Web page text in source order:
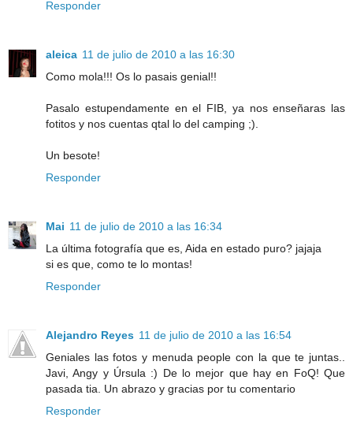
Responder
aleica 11 de julio de 2010 a las 16:30
Como mola!!! Os lo pasais genial!!
Pasalo estupendamente en el FIB, ya nos enseñaras las
fotitos y nos cuentas qtal lo del camping ;).
Un besote!
Responder
Mai 11 de julio de 2010 a las 16:34
La última fotografía que es, Aida en estado puro? jajaja
si es que, como te lo montas!
Responder
Alejandro Reyes 11 de julio de 2010 a las 16:54
Geniales las fotos y menuda people con la que te juntas..
Javi, Angy y Úrsula :) De lo mejor que hay en FoQ! Que
pasada tia. Un abrazo y gracias por tu comentario
Responder